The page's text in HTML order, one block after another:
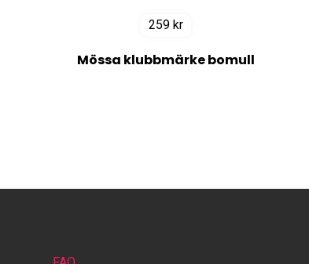
259 kr
Mössa klubbmärke bomull